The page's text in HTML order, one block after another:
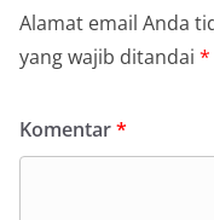
Alamat email Anda
yang wajib ditandai *
Komentar*